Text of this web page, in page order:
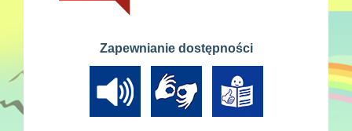
Zapewnianie dostępności